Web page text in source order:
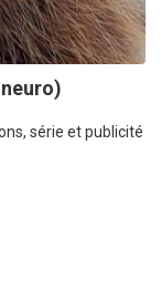
série et publicité